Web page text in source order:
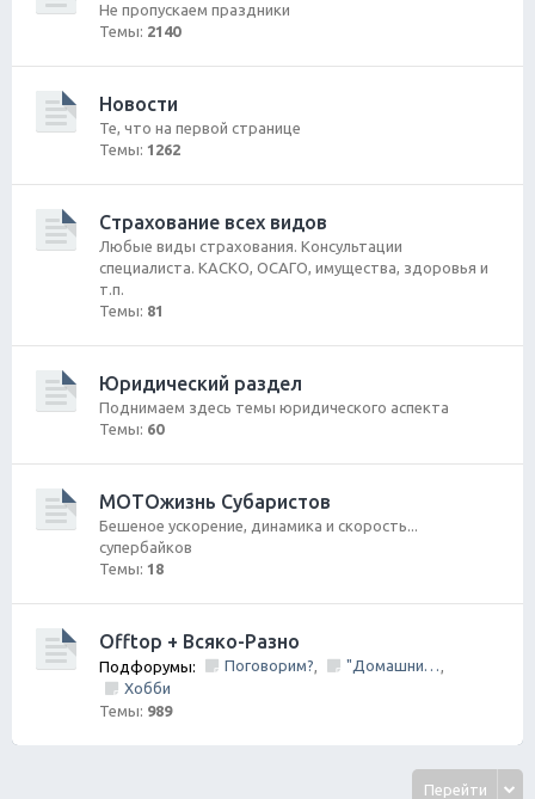
Не пропускаем праздники
Темы: 2140
Новости
Те, что на первой странице
Темы: 1262
Страхование всех видов
Любые виды страхования. Консультации
специалиста. КАСКО, ОСАГО, имущества, здоровья и
т.п.
Темы: 81
Юридический раздел
Поднимаем здесь темы юридического аспекта
Темы: 60
МОТОжизнь Субаристов
Бешеное ускорение, динамика и скорость...
супербайков
Темы: 18
Offtop + Всяко-Разно
Подфорумы: Поговорим?, "Домашний Очаг"
,
Хобби
Темы: 989
Перейти